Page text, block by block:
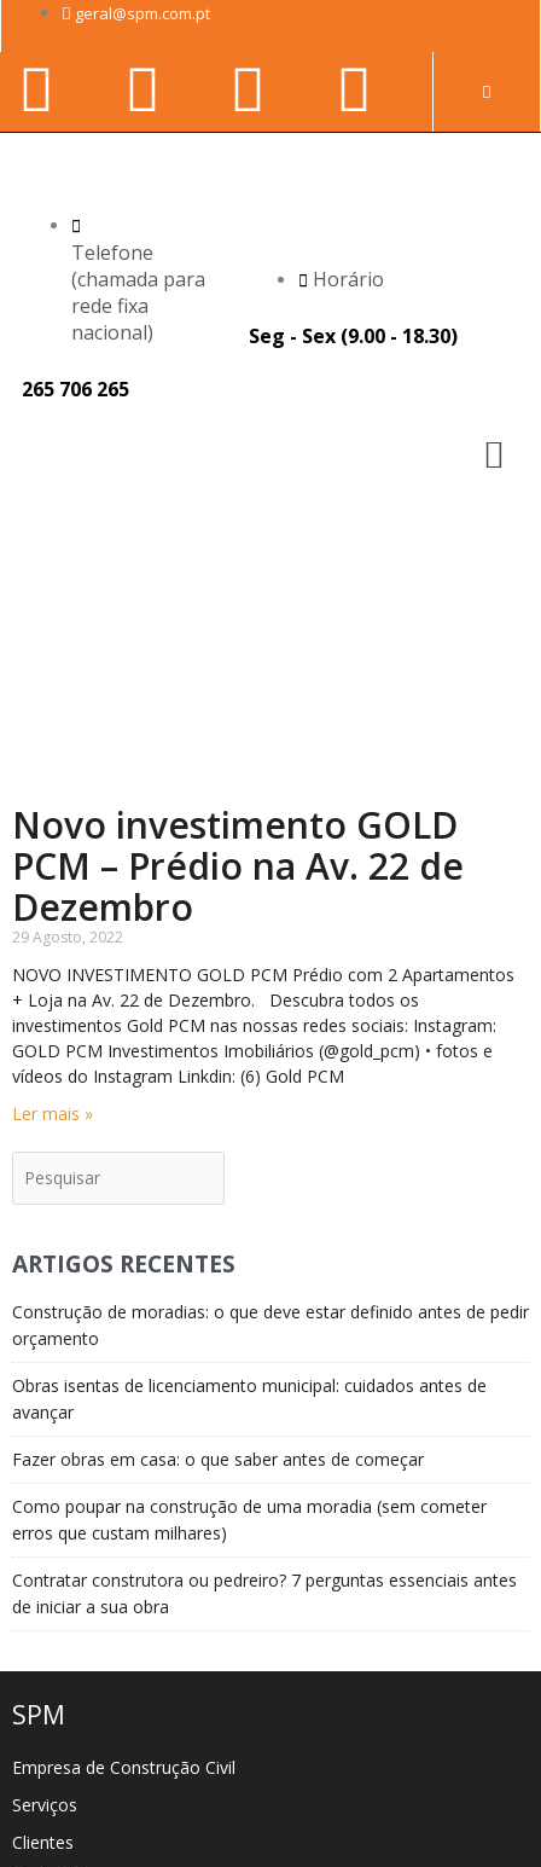
content
geral@spm.com.pt
Facebook-
f
Youtube
Linkedin-
in
Telefone
(chamada para
rede fixa
nacional)
265 706 265
Horário
Seg - Sex (9.00 - 18.30)
Novo investimento GOLD
PCM – Prédio na Av. 22 de
Dezembro
29 Agosto, 2022
NOVO INVESTIMENTO GOLD PCM Prédio com 2 Apartamentos
+ Loja na Av. 22 de Dezembro. Descubra todos os
investimentos Gold PCM nas nossas redes sociais: Instagram:
GOLD PCM Investimentos Imobiliários (@gold_pcm) • fotos e
vídeos do Instagram Linkdin: (6) Gold PCM
Ler mais »
ARTIGOS RECENTES
Construção de moradias: o que deve estar definido antes de pedir
orçamento
Obras isentas de licenciamento municipal: cuidados antes de
avançar
Fazer obras em casa: o que saber antes de começar
Como poupar na construção de uma moradia (sem cometer
erros que custam milhares)
Contratar construtora ou pedreiro? 7 perguntas essenciais antes
de iniciar a sua obra
SPM
Empresa de Construção Civil
Serviços
Clientes